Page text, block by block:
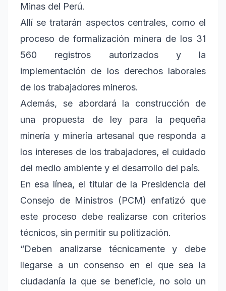
Minas del Perú.
Allí se tratarán aspectos centrales, como el
proceso de formalización minera de los 31
560 registros autorizados y la
implementación de los derechos laborales
de los trabajadores mineros.
Además, se abordará la construcción de
una propuesta de ley para la pequeña
minería y minería artesanal que responda a
los intereses de los trabajadores, el cuidado
del medio ambiente y el desarrollo del país.
En esa línea, el titular de la Presidencia del
Consejo de Ministros (PCM) enfatizó que
este proceso debe realizarse con criterios
técnicos, sin permitir su politización.
“Deben analizarse técnicamente y debe
llegarse a un consenso en el que sea la
ciudadanía la que se beneficie, no solo un